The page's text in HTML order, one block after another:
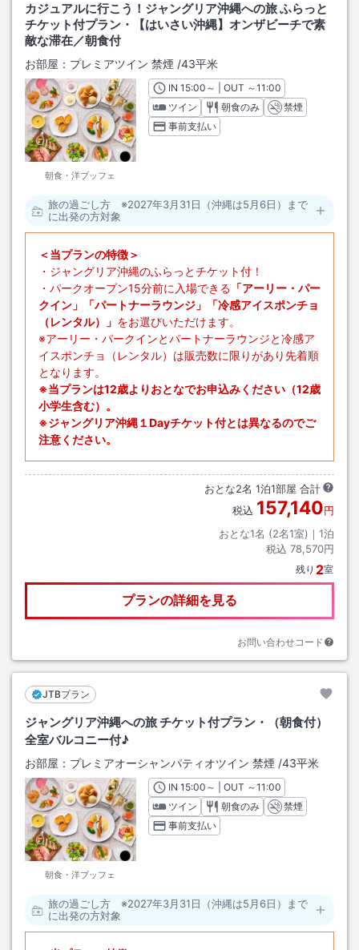
カジュアルに行こう！ジャングリア沖縄への旅 ふらっと
チケット付プラン・【はいさい沖縄】オンザビーチで素
敵な滞在／朝食付
お部屋： プレミアツイン 禁煙 /43平米
朝食・洋ブッフェ
INチェックイン
15:00 ～ | OUT チェックアウト
～11:00
ツイン
朝食のみ
禁煙
事前支払い
旅の過ごし方 ※2027年3月31日（沖縄は5月6日）まで
に出発の方対象
＜当プランの特徴＞
・ジャングリア沖縄のふらっとチケット付！
・パークオープン15分前に入場できる 「アーリー・パー
クイン」「パートナーラウンジ」「冷感アイスポンチョ
（レンタル）」 をお選びいただけます。
※アーリー・パークインとパートナーラウンジと冷感ア
イスポンチョ（レンタル）は販売数に限りがあり先着順
となります。
※当プランは12歳よりおとなでお申込みください（12歳
小学生含む）。
※ジャングリア沖縄１Dayチケット付とは異なるのでご
注意ください。
おとな2名 1泊1部屋 合計
税込 157,140円
おとな1名 (2名1室)｜ 1泊
税込 78,570円
残り 2室
プランの詳細を見る
お問い合わせコード
JTBプラン
ジャングリア沖縄への旅 チケット付プラン・（朝食付）
全室バルコニー付♪
お部屋： プレミアオーシャンパティオツイン 禁煙 /43平米
朝食・洋ブッフェ
INチェックイン
15:00 ～ | OUT チェックアウト
～11:00
ツイン
朝食のみ
禁煙
事前支払い
旅の過ごし方 ※2027年3月31日（沖縄は5月6日）まで
に出発の方対象